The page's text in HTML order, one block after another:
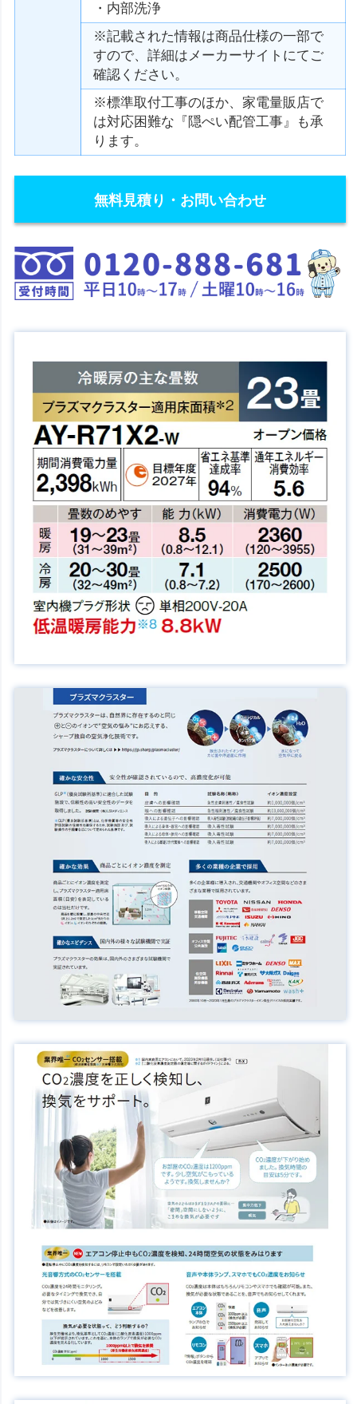
・内部洗浄
※記載された情報は商品仕様の一部で
すので、詳細はメーカーサイトにてご
確認ください。
※標準取付工事のほか、家電量販店で
は対応困難な『隠ぺい配管工事』も承
ります。
無料見積り・お問い合わせ